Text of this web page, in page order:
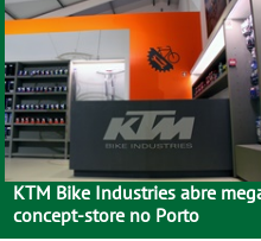
KTM Bike Industries abre
concept-store no Porto